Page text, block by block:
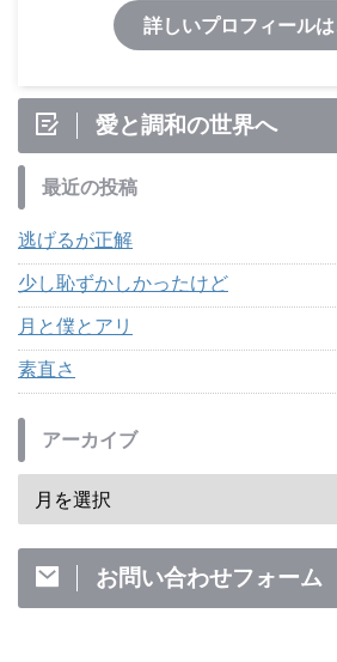
詳しいプロフィール
愛と調和の世界へ
最近の投稿
逃げるが正解
少し恥ずかしかったけど
月と僕とアリ
素直さ
アーカイブ
お問い合わせフォーム